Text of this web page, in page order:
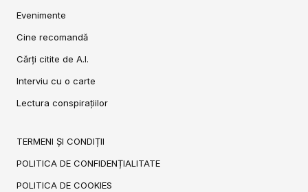
Evenimente
Cine recomandă
Cărți citite de A.I.
Interviu cu o carte
Lectura conspirațiilor
TERMENI ȘI CONDIȚII
POLITICA DE CONFIDENȚIALITATE
POLITICA DE COOKIES